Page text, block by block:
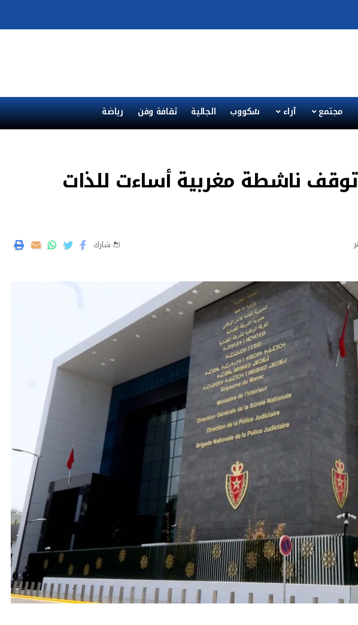
مجتمع آراء سْكووب الجالية ثقافة وفن رياضة
توقف ناشطة مغربية أساءت للذات
شارك